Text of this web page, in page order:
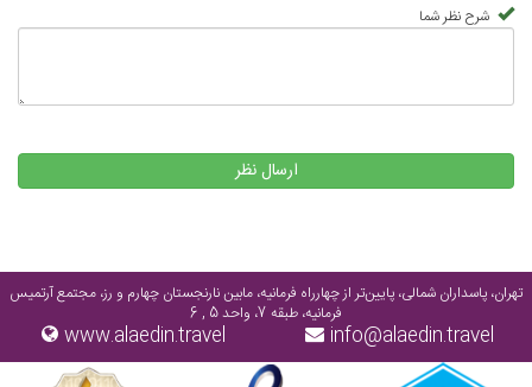
شرح نظر شما
ارسال نظر
تهران، پاسداران شمالی، پایین‌تر از چهارراه فرمانیه، مابین نارنجستان چهارم و رز، مجتمع آرتمیس
فرمانیه، طبقه 7، واحد 5 , 6
info@alaedin.travel
www.alaedin.travel